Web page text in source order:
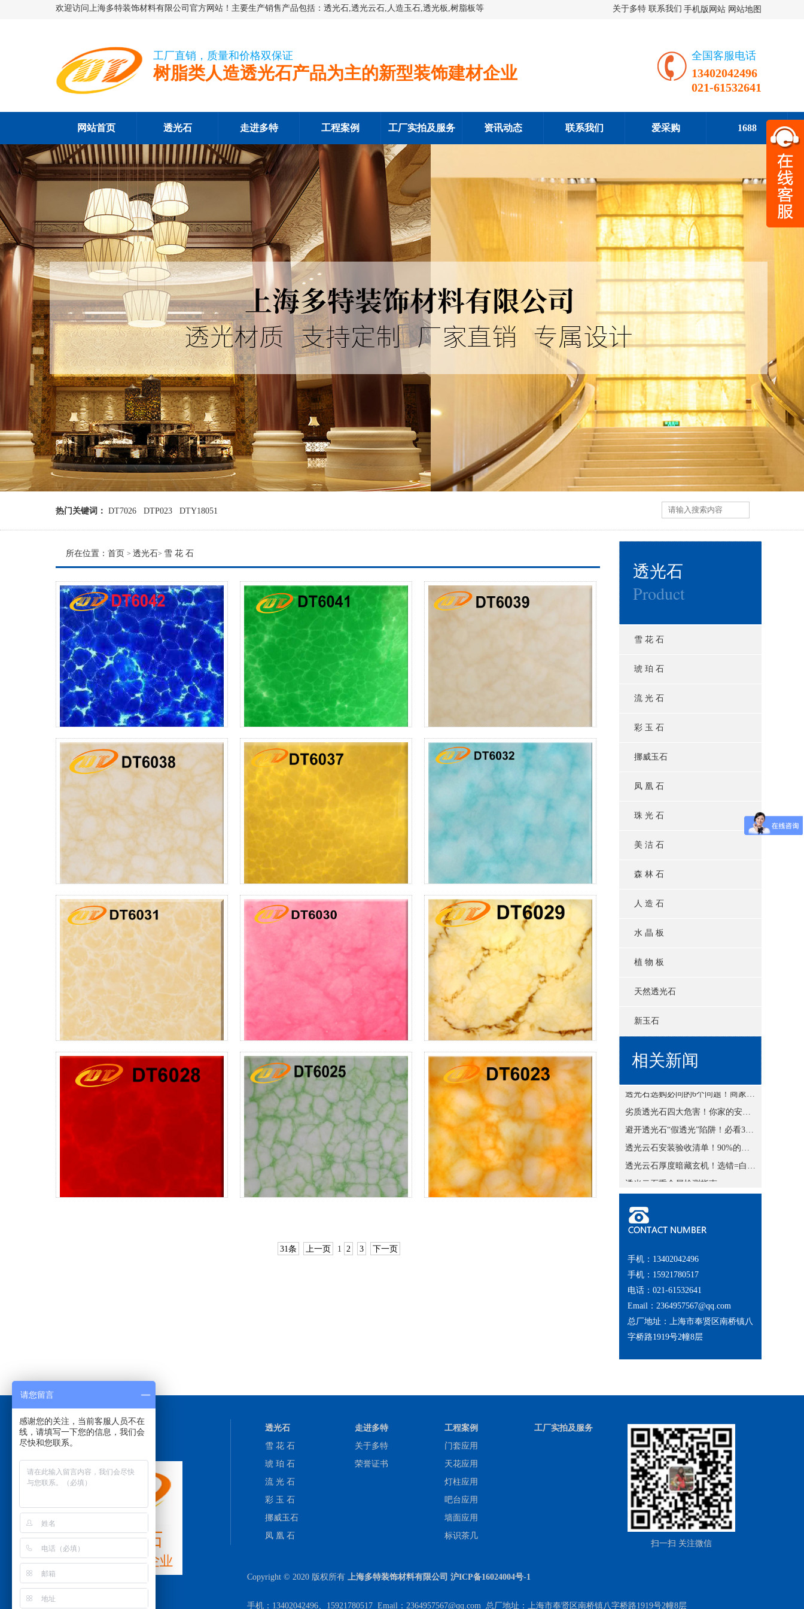
欢迎访问上海多特装饰材料有限公司官方网站！主要生产销售产品包括：透光石,透光云石,人造玉石,透光板,树脂板等 手机版网站 网站地图
关于多特 联系我们
工厂直销，质量和价格双保证
树脂类人造透光石产品为主的新型装饰建材企业
全国客服电话
13402042496
021-61532641
网站首页 透光石 走进多特 工程案例 工厂实拍及服务 资讯动态 联系我们 爱采购 1688
热门关键词： DT7026 DTP023 DTY18051
所在位置： 首页 > 透光石> 雪 花 石
DT6042 DT6041 DT6039
DT6038 DT6037 DT6032
DT6031 DT6030 DT-6029
31条
上一页 1 2 3 下一页
透光石
Product
雪 花 石
琥 珀 石
流 光 石
彩 玉 石
挪威玉石
凤 凰 石
珠 光 石
美 洁 石
森 林 石
人 造 石
水 晶 板
植 物 板
天然透光石
新玉石
相关新闻
劣质透光石四大危害！你家的安全吗？
避开透光石“假透光”陷阱！必看3大误区
透光云石安装验收清单！90%的人漏查这3点
透光云石厚度暗藏玄机！选错=白花钱
透光云石重金属检测指南
透光云石安全必看！
2024透光云石创新应用案例
透光云石台面施工避坑清单
透光云石台面常见问题自救手册
师傅不会告诉你的透光石验收技巧
手机：13402042496
手机：15921780517
电话：021-61532641
Email：2364957567@qq.com
总厂地址：上海市奉贤区南桥镇八
字桥路1919号2幢8层
透光石
雪 花 石
琥 珀 石
流 光 石
彩 玉 石
挪威玉石
凤 凰 石
走进多特
关于多特
荣誉证书
工程案例
门套应用
天花应用
灯柱应用
吧台应用
墙面应用
标识茶几
工厂实拍及服务
扫一扫 关注微信
Copyright © 2020 版权所有 上海多特装饰材料有限公司 沪ICP备16024004号-1
手机：13402042496、15921780517 Email：2364957567@qq.com 总厂地址：上海市奉贤区南桥镇八字桥路1919号2幢8层
在
请您留言
感谢您的关注，当前客服人员不在
线，请填写一下您的信息，我们会
尽快和您联系。